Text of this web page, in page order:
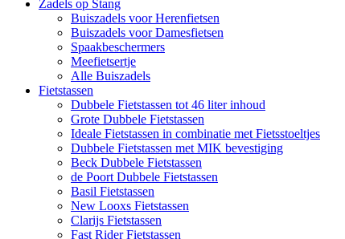
Zadels op Stang
Buiszadels voor Herenfietsen
Buiszadels voor Damesfietsen
Spaakbeschermers
Meefietsertje
Alle Buiszadels
Fietstassen
Dubbele Fietstassen tot 46 liter inhoud
Grote Dubbele Fietstassen
Ideale Fietstassen in combinatie met Fietsstoeltjes
Dubbele Fietstassen met MIK bevestiging
Beck Dubbele Fietstassen
de Poort Dubbele Fietstassen
Basil Fietstassen
New Looxs Fietstassen
Clarijs Fietstassen
Fast Rider Fietstassen